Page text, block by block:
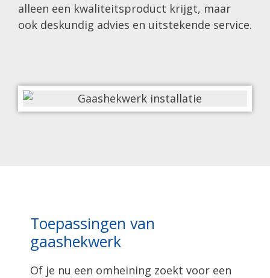
alleen een kwaliteitsproduct krijgt, maar
ook deskundig advies en uitstekende service.
Toepassingen van
gaashekwerk
Of je nu een omheining zoekt voor een